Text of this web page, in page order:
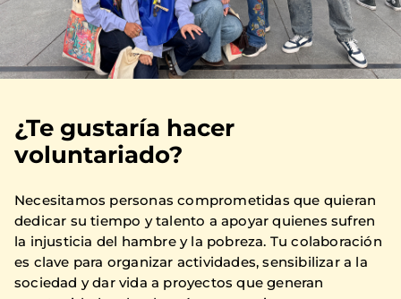
¿Te gustaría hacer
voluntariado?
Necesitamos personas comprometidas que quieran
dedicar su tiempo y talento a apoyar quienes sufren
la injusticia del hambre y la pobreza. Tu colaboración
es clave para organizar actividades, sensibilizar a la
sociedad y dar vida a proyectos que generan